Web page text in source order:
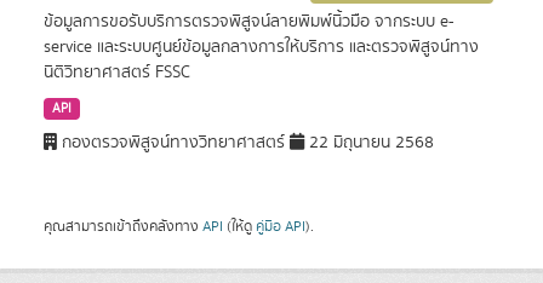
ข้อมูลการขอรับบริการตรวจพิสูจน์ลายพิมพ์นิ้วมือ จากระบบ e-
service และระบบศูนย์ข้อมูลกลางการให้บริการ และตรวจพิสูจน์ทาง
นิติวิทยาศาสตร์ FSSC
API
กองตรวจพิสูจน์ทางวิทยาศาสตร์ 22 มิถุนายน 2568
คุณสามารถเข้าถึงคลังทาง API (ให้ดู คู่มือ API).